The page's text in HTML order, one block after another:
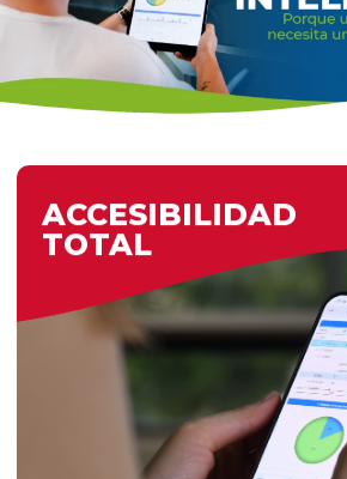
ACCESIBILIDAD
TOTAL
MyLogic es 100% operable
cualquier dispositivo, en
mundo. Su diseño Full
permite acceder a todas sus
desde un celular, brindando
y